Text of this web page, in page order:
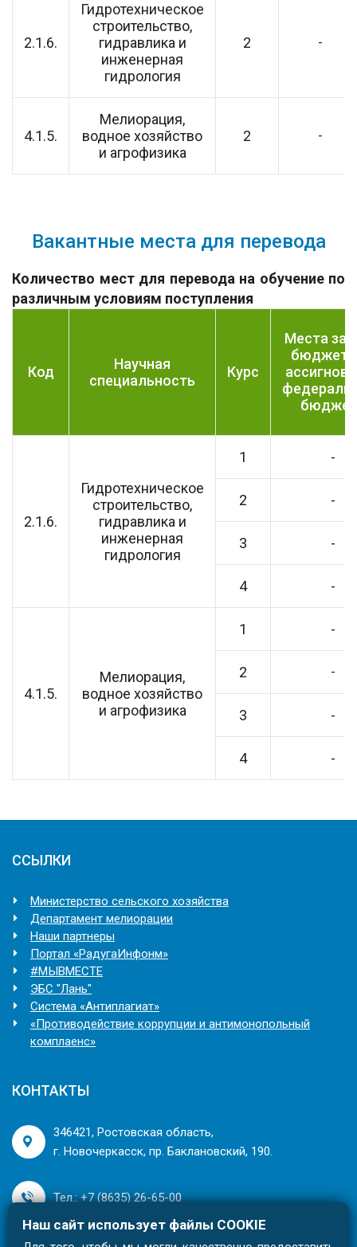
2.1.6.
Гидротехническое
строительство,
гидравлика и
инженерная
гидрология
2 -
4.1.5.
Мелиорация,
водное хозяйство
и агрофизика
2 -
Вакантные места для перевода
Количество мест для перевода на обучение по
различным условиям поступления
Код
Научная
специальность
Курс
Места за
2.1.6.
Гидротехническое
строительство,
гидравлика и
инженерная
гидрология
1 -
2 -
3 -
4 -
4.1.5.
Мелиорация,
водное хозяйство
и агрофизика
1 -
2 -
3 -
4 -
Наш сайт использует файлы COOKIE
ССЫЛКИ
Министерство сельского хозяйства
Департамент мелиорации
Наши партнеры
Портал «РадугаИнфонм»
#МЫВМЕСТЕ
ЭБС "Лань"
Система «Антиплагиат»
«Противодействие коррупции и антимонопольный
комплаенс»
КОНТАКТЫ
346421, Ростовская область,
г. Новочеркасск, пр. Баклановский, 190.
Тел.: +7 (8635) 26-65-00